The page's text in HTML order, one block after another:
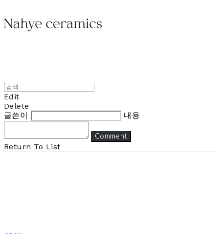
Edit
Delete
글쓴이
내용
Comment
Return To List